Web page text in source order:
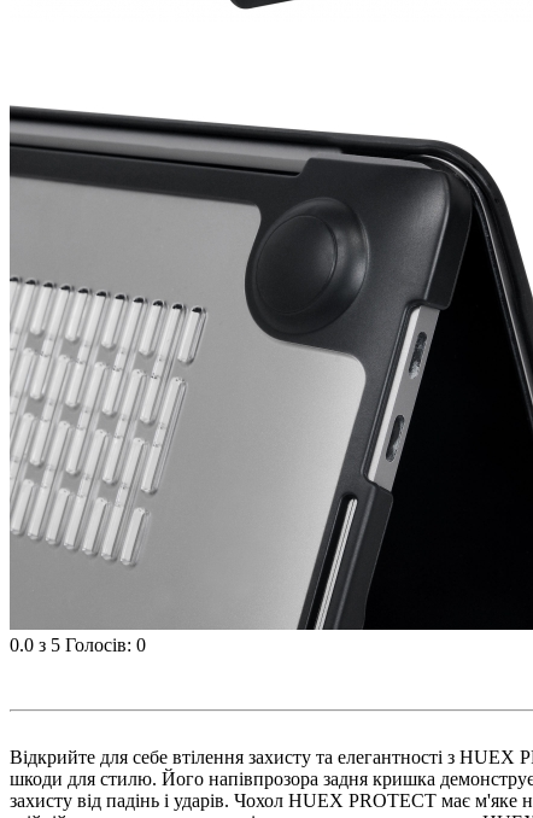
0.0 з 5 Голосів: 0
Відкрийте для себе втілення захисту та елегантності з
шкоди для стилю. Його напівпрозора задня кришка
захисту від падінь і ударів. Чохол HUEX PROTECT має